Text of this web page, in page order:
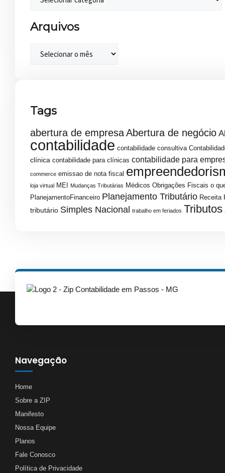
Arquivos
Tags
abertura de empresaAbertura de negócio
contabilidade contabilidade consultiva
clínica contabilidade para clínicas contabilidade para
commerce emissao de nota fiscal
loja virtual MEI Mudanças Tributárias Médicos Obrigações Fiscais o
PlanejamentoFinanceiro Planejamento Tributário Receita
tributário Simples Nacional trabalho em feriados Tributos
Navegação
Home
Sobre a ZIP
Manifesto
Nossa Equipe
Planos
Fale Conosco
Política de Privacidade